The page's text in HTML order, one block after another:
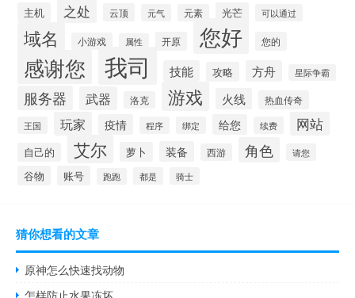
主机 之处 云顶 元气 元素 光芒 可以通过
域名 小游戏 属性 开原 您好 您的
感谢您 我司 技能 攻略 方舟 星际争霸
服务器 武器 洛克 游戏 火线 热血传奇
王国 玩家 疫情 程序 绑定 给您 续费 网站
自己的 艾尔 萝卜 装备 西游 角色 请您
谷物 账号 跑跑 都是 骑士
猜你想看的文章
原神怎么快速找动物
怎样防止水果冻坏